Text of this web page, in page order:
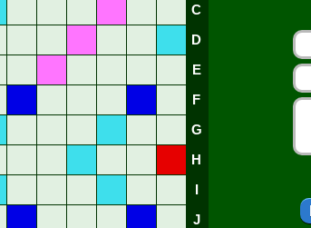
C
D
E
F
G
H
J